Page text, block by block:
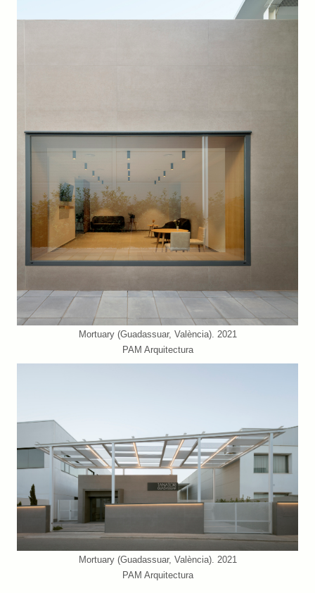
Mortuary (Guadassuar, València). 2021
PAM Arquitectura
Mortuary (Guadassuar, València). 2021
PAM Arquitectura